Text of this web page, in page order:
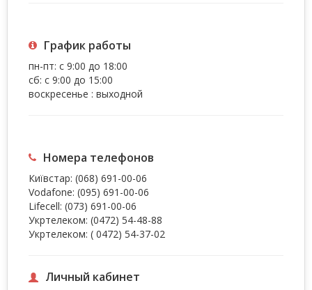
График работы
пн-пт: с 9:00 до 18:00
сб: с 9:00 до 15:00
воскресенье : выходной
Номера телефонов
Київстар: (068) 691-00-06
Vodafone: (095) 691-00-06
Lifecell: (073) 691-00-06
Укртелеком: (0472) 54-48-88
Укртелеком: ( 0472) 54-37-02
Личный кабинет